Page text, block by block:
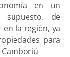
en un
supuesto, de
la región, ya
para